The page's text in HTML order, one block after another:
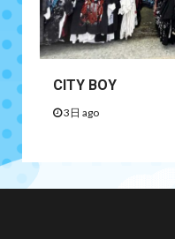
CITY BOY
3日 ago